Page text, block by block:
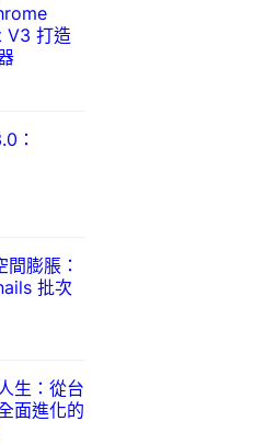
V3 打造
：
膨脹：
批次
生：從台
面進化的